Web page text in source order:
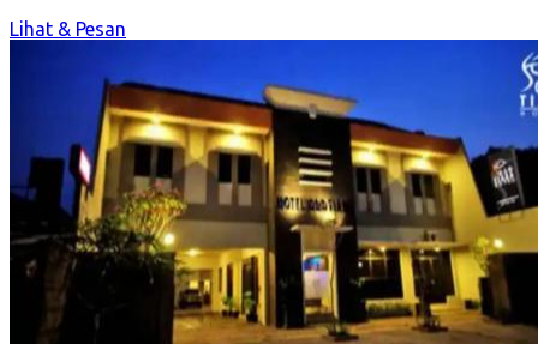
Lihat & Pesan